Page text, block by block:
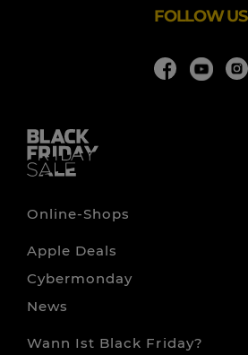
FOLLOW US
Online-Shops
Apple Deals
Cybermonday
News
Wann Ist Black Friday?